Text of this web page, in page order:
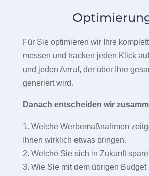
Für Sie optimieren wir Ihre
messen und tracken jeden Klick
und jeden Anruf, der über Ihre
generiert wird.
Danach entscheiden wir
1. Welche Werbemaßnahmen
Ihnen wirklich etwas bringen.
2. Welche Sie sich in Zukunft
3. Wie Sie mit dem übrigen Budget